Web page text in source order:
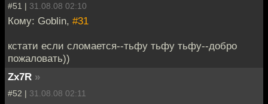
#51 | 31.08.08 02:10
Кому: Goblin, #31
кстати если сломается--тьфу тьфу тьфу--добро
пожаловать))
Zx7R »
#52 | 31.08.08 02:11